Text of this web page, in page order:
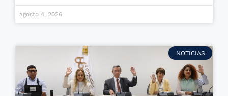
agosto 4, 2026
NOTICIAS